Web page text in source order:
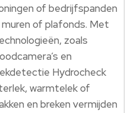
of bedrijfspanden
of plafonds.​ Met
zoals
en
Hydrocheck
warmtelek of
en breken vermijden